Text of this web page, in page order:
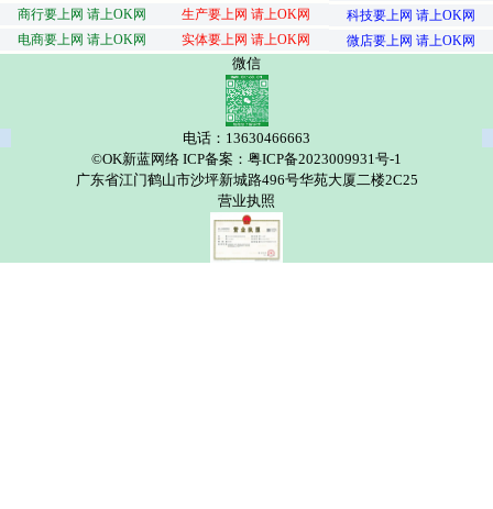
商行要上网 请上OK网
生产要上网 请上OK网
科技要上网 请上OK网
电商要上网 请上OK网
实体要上网 请上OK网 微店要上网 请上OK网
微信
电话：13630466663
©OK新蓝网络 ICP备案：粤ICP备2023009931号-1
广东省江门鹤山市沙坪新城路496号华苑大厦二楼2C25
营业执照